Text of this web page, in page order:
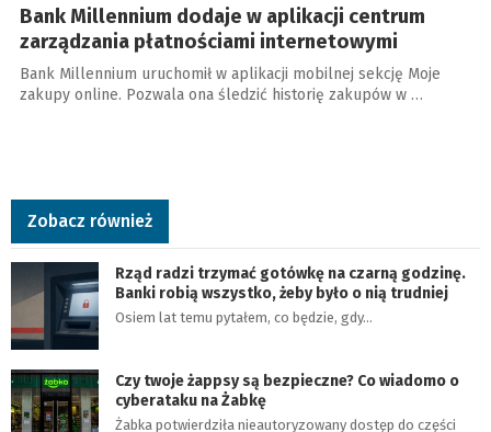
Bank Millennium dodaje w aplikacji centrum
zarządzania płatnościami internetowymi
Bank Millennium uruchomił w aplikacji mobilnej sekcję Moje
zakupy online. Pozwala ona śledzić historię zakupów w …
Zobacz również
Rząd radzi trzymać gotówkę na czarną godzinę.
Banki robią wszystko, żeby było o nią trudniej
Osiem lat temu pytałem, co będzie, gdy…
Czy twoje żappsy są bezpieczne? Co wiadomo o
cyberataku na Żabkę
Żabka potwierdziła nieautoryzowany dostęp do części